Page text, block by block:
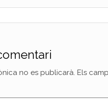
no es publicarà. Els